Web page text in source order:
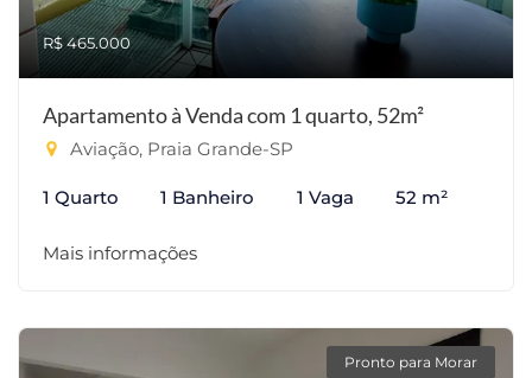
R$ 465.000
Apartamento à Venda com 1 quarto, 52m²
Aviação, Praia Grande-SP
1 Quarto 1 Banheiro 1 Vaga 52 m²
Mais informações
Pronto para Morar